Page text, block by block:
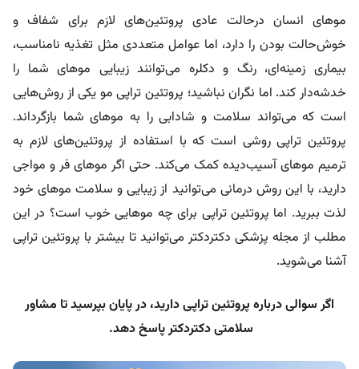
موهای انسان درحالت عادی پروتئین‌های لازم برای شفاف و
خوش‌حالت بودن را دارد، اما عوامل متعددی مثل تغذیه نامناسب،
بیماری زمینه‌ای، رنگ و دکلره می‌توانند زیبایی موهای شما را
خدشه‌دار کند. اما نگران نباشید؛ پروتئین تراپی مو یکی از روش‌هایی
است که می‌تواند سلامت و شادابی را به موهای شما بازگرداند.
پروتئین تراپی روشی است که با استفاده از پروتئین‌های لازم به
ترمیم موهای آسیب‌دیده کمک می‌کند. حتی اگر موهای فر و مواجی
دارید، با این روش درمانی می‌توانید از زیبایی و سلامت موهای خود
لذت ببرید. اما پروتئین تراپی برای چه موهایی خوب است؟ در این
مطلب از مجله پزشکی دکتردکتر می‌توانید تا بیشتر با پروتئین تراپی
آشنا می‌شوید.
اگر سوالی درباره پروتئین تراپی دارید، در پایان بپرسید تا مشاور
سلامتی دکتردکتر پاسخ دهد.